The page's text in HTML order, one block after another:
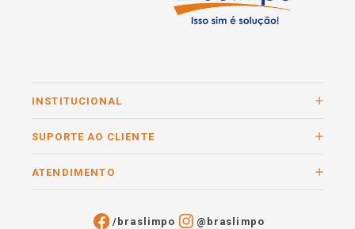
INSTITUCIONAL
SUPORTE AO CLIENTE
ATENDIMENTO
/braslimpo @braslimpo